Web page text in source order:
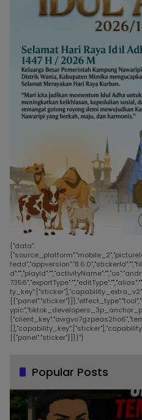
{"data":
[{"panel":"sticker"}]}}"}
Popular Posts